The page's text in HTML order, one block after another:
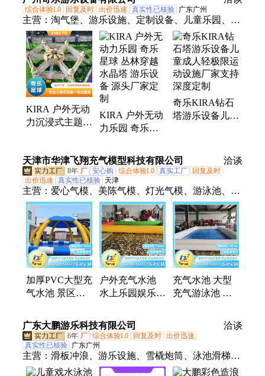
综合体验L0 回复及时 出价迅速 真实性已核验 广东广州
主营： 淘气堡、游乐设施、定制设备、儿童乐园、亲
子乐园、游乐园设施、游乐园设备、奇乐星球主题乐
园、弹跳迷宫、攀岩项目、忍者拓展、娱乐设备、游
乐钻石塔、游乐场设施、丛林穿越定制、儿童挑战设
备、水晶塔拓展设备、游乐场儿童设施
KIRA 户外无动
力沉浸式主题乐
源头厂家
KIRA 户外无动
力乐园 奇乐星
晶塔 游乐设备
源头厂家定制
奇乐KIRA钻石
塔游乐设备儿童
度定制
天津市华津飞翔充气模型科技有限公司 洽谈
8年 厂 安心购 综合体验L0 真实工厂
回复及时
出价迅速
真实性已核验 天津
主营： 爱心气模、美陈气模、灯光气模、游泳池、发
光气模、悠波球、碰碰球、充气气模、充气模型、卡
通气模、支架水池、充气水池、充气拱门、升空气
球、空飘气球、水晶球、pvc气球、落地气球、水上
滚筒、月球气模、气模、端午节气模、马年气模、充
气星球、长毛绒卡通气模
加厚PVC大型充
气水池 景区水
泳池 可印
LOGO
户外充气水池
水上乐园娱乐设
水泳池
充气水池 大型
充气游泳池 游
广东大鹏游乐科技有限公司 洽谈
6年 厂 综合体验L0 回复及时 出价迅速
真实性已核验 广东广州
主营： 滑板冲浪、游乐设施、雪橇炮筒、泳池滑梯、
水上乐园设备、大象滑梯、组合滑梯、章鱼滑梯、青